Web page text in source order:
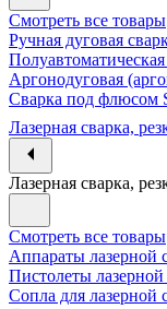
Смотреть все товары
Ручная дуговая
Аргонодуговая
Сварка под флюсом
Лазерная сварка,
Лазерная сварка,
Смотреть все товары
Аппараты лазерной
Пистолеты лазерной
Сопла для лазерной